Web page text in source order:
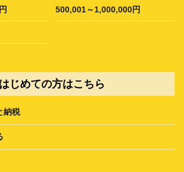
500,001～1,000,000円
はじめての方はこちら
納税